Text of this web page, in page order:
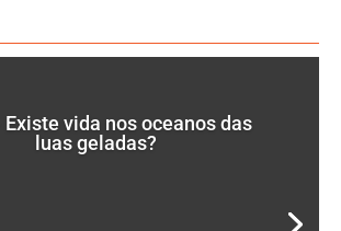
vida nos oceanos das
luas geladas?